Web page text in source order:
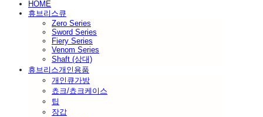
HOME
휴브리스큐
Zero Series
Sword Series
Fiery Series
Venom Series
Shaft (상대)
휴브리스개인용품
개인큐가방
쵸크/쵸크케이스
팁
장갑